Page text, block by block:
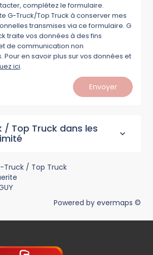
complétez le formulaire.
G-Truck/Top Truck à conserver mes
transmises via ce formulaire. G
traite vos données à des fins
de communication non
Pour en savoir plus sur vos données et
ici.
Envoyer
/ Top Truck dans les
Truck / Top Truck
Powered by evermaps ©